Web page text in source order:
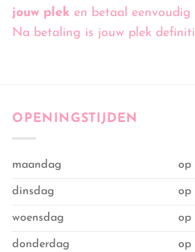
jouw plek en betaal
Na betaling is jouw plek
OPENINGSTIJDEN
maandag op
dinsdag op
woensdag op
donderdag op